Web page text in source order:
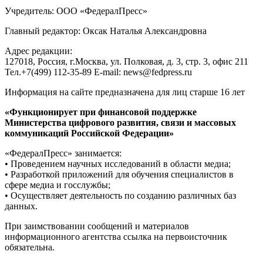
Учредитель: ООО «ФедералПресс»
Главный редактор: Оксак Наталья Александровна
Адрес редакции:
127018, Россия, г.Москва, ул. Полковая, д. 3, стр. 3, офис 211
Тел.+7(499) 112-35-89 E-mail: news@fedpress.ru
Информация на сайте предназначена для лиц старше 16 лет
«Функционирует при финансовой поддержке
Министерства цифрового развития, связи и массовых
коммуникаций Российской Федерации»
«ФедералПресс» занимается:
• Проведением научных исследований в области медиа;
• Разработкой приложений для обучения специалистов в
сфере медиа и госслужбы;
• Осуществляет деятельность по созданию различных баз
данных.
При заимствовании сообщений и материалов
информационного агентства ссылка на первоисточник
обязательна.